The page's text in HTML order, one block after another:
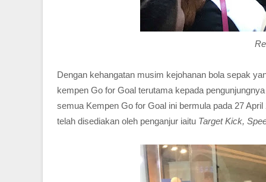
Dengan kehangatan musim kejohanan bola sepak
kempen Go for Goal terutama kepada
semua Kempen Go for Goal ini bermula pada 27
telah disediakan oleh penganjur iaitu Target Kick,